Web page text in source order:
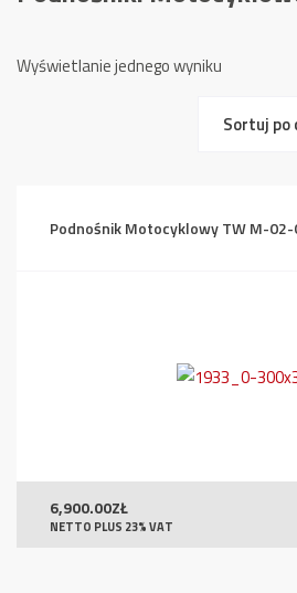
Wyświetlanie jednego wyniku
Podnośnik Motocyklowy TW M-02-
6,900.00ZŁ
NETTO PLUS 23% VAT